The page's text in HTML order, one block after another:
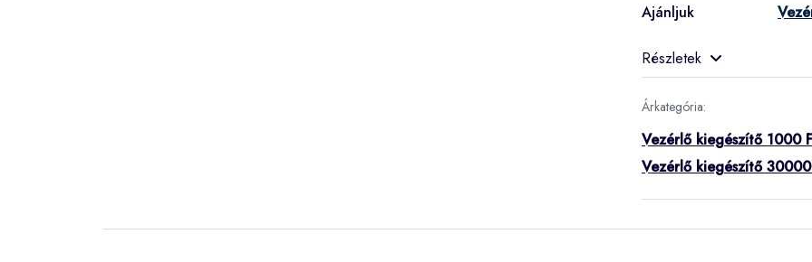
Ajánljuk
Részletek
Árkategória:
Vezérlő kiegészítő 1000
Vezérlő kiegészítő